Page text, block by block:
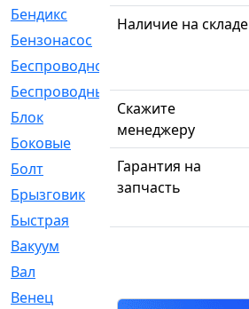
Бендикс
Бензонасос
Беспроводное
Беспроводные
[1]
Блок
[81]
Боковые
[4]
Болт
[247]
Брызговик
[77]
Быстрая
Вакуум
Вал
Венец
[16]
Наличие на складе
Скажите
менеджеру
Гарантия на
запчасть